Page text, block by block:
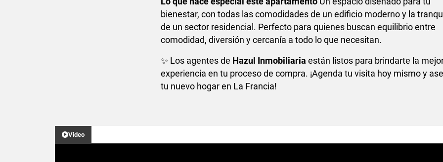
bienestar, con todas las comodidades de un edificio moderno y la
de un sector residencial. Perfecto para quienes buscan equilibrio entre
comodidad, diversión y cercanía a todo lo que necesitan.
✨ Los agentes de Hazul Inmobiliaria están listos para brindarte la
experiencia en tu proceso de compra. ¡Agenda tu visita hoy mismo y
tu nuevo hogar en La Francia!
Video